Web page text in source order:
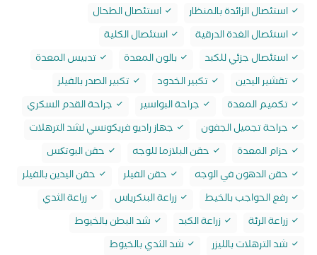
استئصال الزائدة بالمنظار
استئصال الطحال
استئصال الغدة الدرقية
استئصال الكلية
استئصال جزئي للكبد
بالون المعدة
تدبيس المعدة
تقشير اليدين
تكبير الخدود
تكبير الصدر بالفيلر
تكميم المعدة
جراحة البواسير
جراحة القدم السكري
جراحة تجميل الجفون
جهاز راديو فريكونسي لشد الترهلات
حزام المعدة
حقن البلازما للوجه
حقن البوتکس
حقن الدهون في الوجه
حقن الفيلر
حقن اليدين بالفيلر
رفع الحواجب بالخيط
زراعة البنكرياس
زراعة الثدي
زراعة الرئة
زراعة الكبد
شد البطن بالخيوط
شد الترهلات بالليزر
شد الثدي بالخيوط